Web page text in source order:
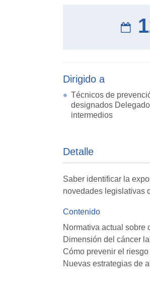
Dirigido a
Técnicos de
designados
intermedios
Detalle
Saber identificar la
novedades legislativas
Contenido
Normativa actual sobre
Dimensión del cáncer
Cómo prevenir el
Nuevas estrategias de